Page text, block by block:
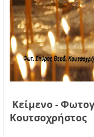
Κείμενο -
Κουτσοχρήστος